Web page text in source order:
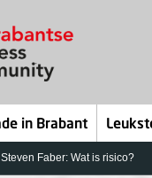
in Brabant
Faber: Wat is risico?